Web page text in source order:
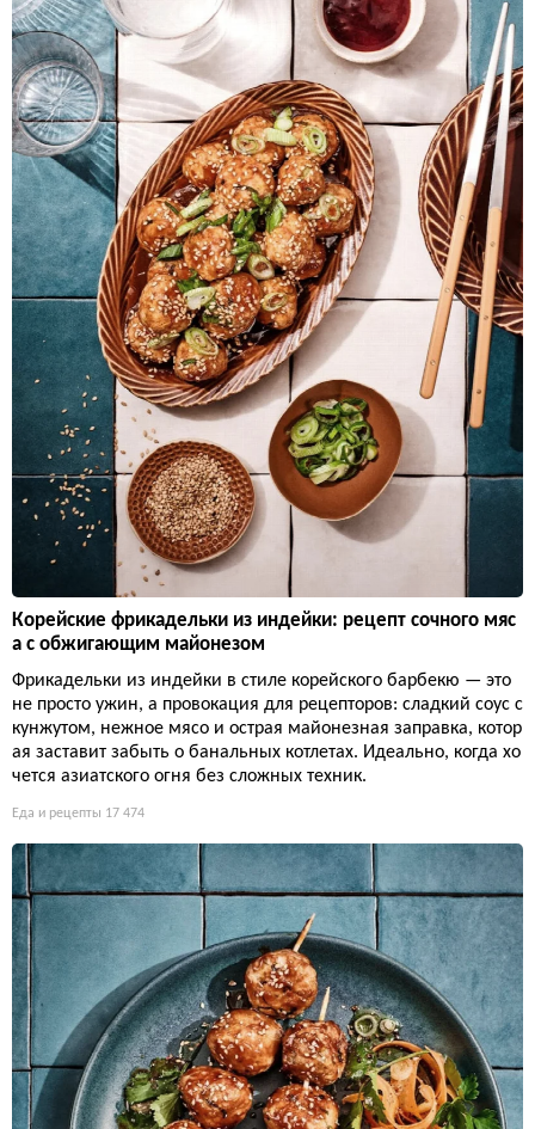
Корейские фрикадельки из индейки: рецепт сочного мяс
а с обжигающим майонезом
Фрикадельки из индейки в стиле корейского барбекю — это
не просто ужин, а провокация для рецепторов: сладкий соус с
кунжутом, нежное мясо и острая майонезная заправка, котор
ая заставит забыть о банальных котлетах. Идеально, когда хо
чется азиатского огня без сложных техник.
Еда и рецепты 17 474